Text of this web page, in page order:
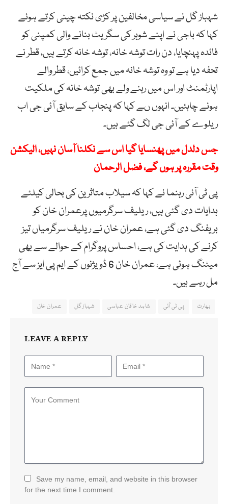
شہباز گل نے سیاسی مخالفین پر کڑی نکتہ چینی کرتے ہوئے
کہا کہ باجی نے اپنے شوہر کی سگریٹ بنانے والی کمپنی کو
فائدہ پہنچایا، دن رات توشہ خانہ، توشہ خانہ کرتے ہیں، قطر نے
تحفہ دیا ہے تو وہ توشہ خانہ میں جمع کرائیں، قطر والے
اپارٹمنٹ اور اس میں رہنے ولے بھی توشہ خانہ کی ملکیت
ہونے چاہئیں۔ انہوں ںے کہا کہ پنجاب کے سابق آئی جی اب
ریلوے کے آئی جی لگ گئے ہیں۔
جس دلدل میں پھنسایا گیا اس سے نکلنا آسان نہیں، الیکشن
وقت مقررہ پر ہوں گے، فضل الرحمان
پی ٹی آئی رہنما نے کہا کہ سیلاب متاثرین کی بحالی کیلئے
ہدایات دی گئی ہیں، ریلیف سرگرمیوں پرعمران خان کو
بریفنگ دی گئی ہے، عمران خان نے ریلیف سرگرمیاں تیز
کرنے کی ہدایت کی ہے، احساس پروگرام کے حوالے سے بھی
میٹنگ ہوئی ہے، عمران خان 6 ڈویژنوں کے ایم پی ایز سے آج
مل رہے ہیں۔
بھارت پی ٹی آئی شاہد خاقان عباسی شہباز گل عمران خان
LEAVE A REPLY
Save my name, email, and website in this browser
for the next time I comment.